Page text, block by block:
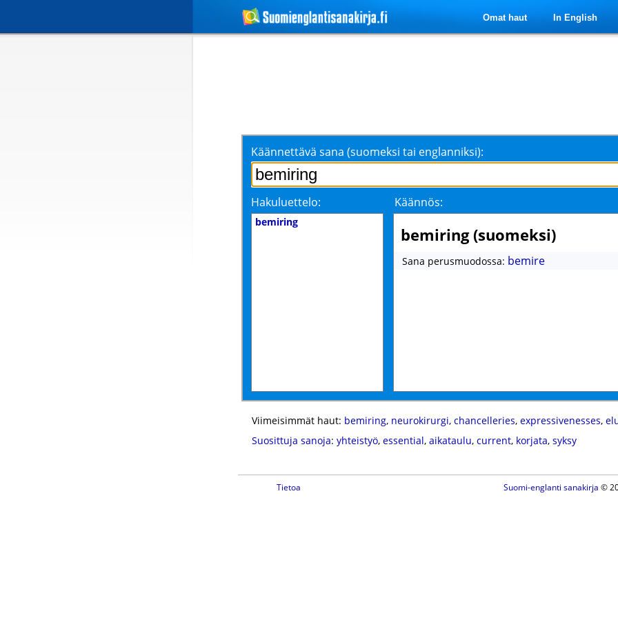
Omat haut In English
Käännettävä sana (suomeksi tai englanniksi):
Hakuluettelo: Käännös:
bemiring
bemiring (suomeksi)
Sana perusmuodossa: bemire
Viimeisimmät haut: bemiring, neurokirurgi, chancelleries, expressivenesses,
Suosittuja sanoja: yhteistyö, essential, aikataulu, current, korjata, syksy
Tietoa Suomi-englanti sanakirja ©